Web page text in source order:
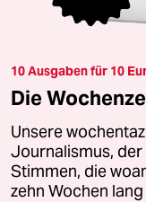
10 Ausgaben für 10
Die
Unsere
Journalismus,
Stimmen, die
zehn Wochen